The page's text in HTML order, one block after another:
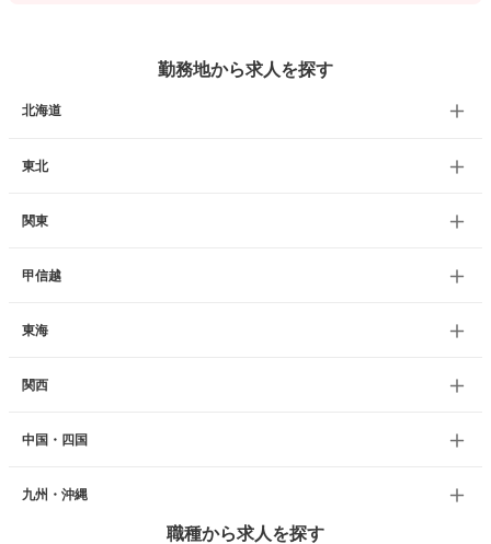
勤務地から求人を探す
北海道
東北
関東
甲信越
東海
関西
中国・四国
九州・沖縄
職種から求人を探す